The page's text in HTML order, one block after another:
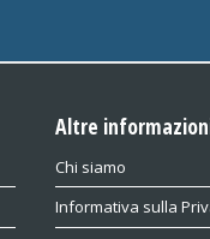
Altre
Chi siamo
Informativa sulla